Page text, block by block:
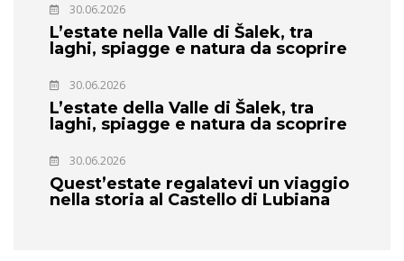
30.06.2026
L’estate nella Valle di Šalek, tra
laghi, spiagge e natura da scoprire
30.06.2026
L’estate della Valle di Šalek, tra
laghi, spiagge e natura da scoprire
30.06.2026
Quest’estate regalatevi un viaggio
nella storia al Castello di Lubiana